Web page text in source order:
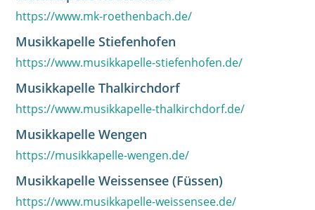
https://www.mk-roethenbach.de/
Musikkapelle Stiefenhofen
https://www.musikkapelle-stiefenhofen.de/
Musikkapelle Thalkirchdorf
https://www.musikkapelle-thalkirchdorf.de/
Musikkapelle Wengen
https://musikkapelle-wengen.de/
Musikkapelle Weissensee (Füssen)
https://www.musikkapelle-weissensee.de/